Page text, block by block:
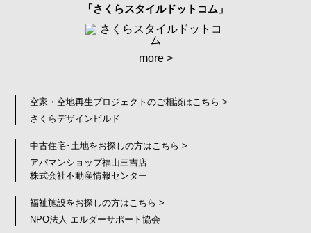
「さくらスタイルドットコム」
more >
空家・空地再生プロジェクトのご相談はこちら >
さくらデザインビルド
中古住宅･土地をお探しの方はこちら >
アパマンショップ福山三吉店
株式会社不動産情報センター
福祉施設をお探しの方はこちら >
NPO法人 エルダーサポート協会